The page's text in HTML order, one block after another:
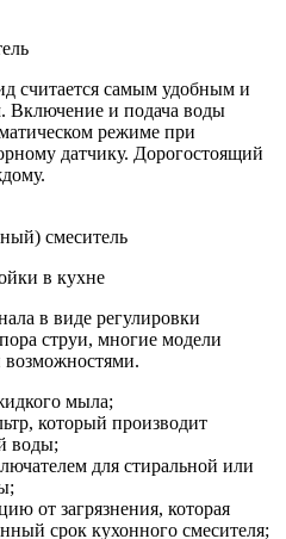
считается самым удобным и
и подача воды
режиме при
датчику. Дорогостоящий
смеситель
в виде регулировки
струи, многие модели
мыла;
который производит
воды;
для стиральной или
от загрязнения, которая
срок кухонного смесителя;